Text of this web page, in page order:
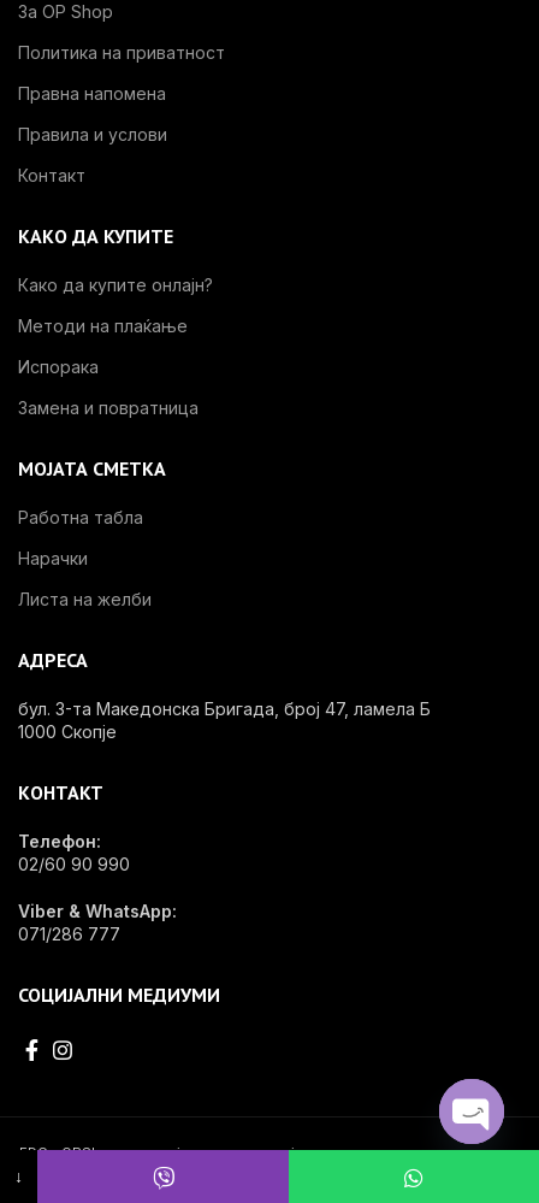
За OP Shop
Политика на приватност
Правна напомена
Правила и услови
Контакт
КАКО ДА КУПИТЕ
Како да купите онлајн?
Методи на плаќање
Испорака
Замена и повратница
МОЈАТА СМЕТКА
Работна табла
Нарачки
Листа на желби
АДРЕСА
бул. 3-та Македонска Бригада, број 47, ламела Б
1000 Скопје
КОНТАКТ
Телефон:
02/60 90 990
Viber & WhatsApp:
071/286 777
СОЦИЈАЛНИ МЕДИУМИ
EDG - OPShop e специјализирана онлајн продавница за стоматолошки
материјал, инвентар и опрема.
↓
OPEN